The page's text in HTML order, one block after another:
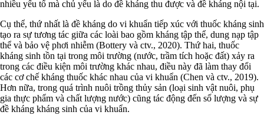
nhiều yếu tố mà chủ yếu là do đề kháng thu được và đề kháng nội tại.
Cụ thể, thứ nhất là đề kháng do vi khuẩn tiếp xúc với thuốc kháng sinh
tạo ra sự tương tác giữa các loài bao gồm kháng tập thể, dung nạp tập
thể và bảo vệ phơi nhiễm (Bottery và ctv., 2020). Thứ hai, thuốc
kháng sinh tồn tại trong môi trường (nước, trầm tích hoặc đất) xảy ra
trong các điều kiện môi trường khác nhau, điều này đã làm thay đổi
các cơ chế kháng thuốc khác nhau của vi khuẩn (Chen và ctv., 2019).
Hơn nữa, trong quá trình nuôi trồng thủy sản (loại sinh vật nuôi, phụ
gia thực phẩm và chất lượng nước) cũng tác động đến số lượng và sự
đề kháng kháng sinh của vi khuẩn.